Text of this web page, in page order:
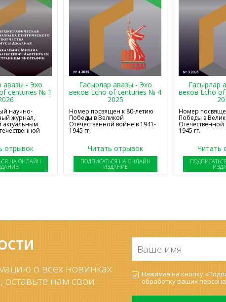
авазы - Эхо
centuries № 1
научно-
журнал,
отрывок
НА ОНЛАЙН
Гасырлар авазы - Эхо
веков Echo of centuries № 4
2025
Номер посвящен к 80-летию
Победы в Великой
Отечественной войне в 1941-
1945 гг.
Читать отрывок
ПОДПИСАТЬСЯ НА ОНЛАЙН
ИЗДАНИЕ
Гасырлар
веков Echo
Номер
Победы в
1945 гг.
Читать
о всех новинках
нам свои
имя
*
Согласие
на
обработку
*
Нажимая на кнопку
обработку ваших